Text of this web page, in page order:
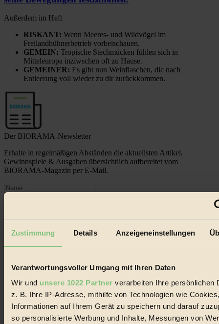
Zustimmung Details Anzeigeneinstellungen
Verantwortungsvoller Umgang mit Ihren Daten
Wir und unsere 1022 Partner verarbeiten Ihre persönlichen
z. B. Ihre IP-Adresse, mithilfe von Technologien wie
Informationen auf Ihrem Gerät zu speichern und darauf
so personalisierte Werbung und Inhalte, Messungen von
Außerdem im Heft
RISKANT: Wenn Meeres- und Wildvögel im
Freilandhühnerbetrieb vorbeischauen.
GEMEIN: Tropische Stechmücken fühlen sich in
Mitteleuropa inziwschen oft zu Hause.
GEMEINER: Es gibt nun Weinflaschen, die nach
Entleerung voll wieder zu dir zurückkommen.
Der BIORAMA-Newsletter
Erhalte in regelmäßigen Abständen die aktuellsten Artikel,
Gewinnspiele & Ausgaben übersichtlich aufbereitet vom
BIORAMA-Magazin per E-Mail.
Jetzt eintragen:
© 2026 Biorama GmbH
Impressum & Disclaimer
Datenschutz
Mediadaten
Biorama steht für einen nachhaltigen Lebensstil und bewussten